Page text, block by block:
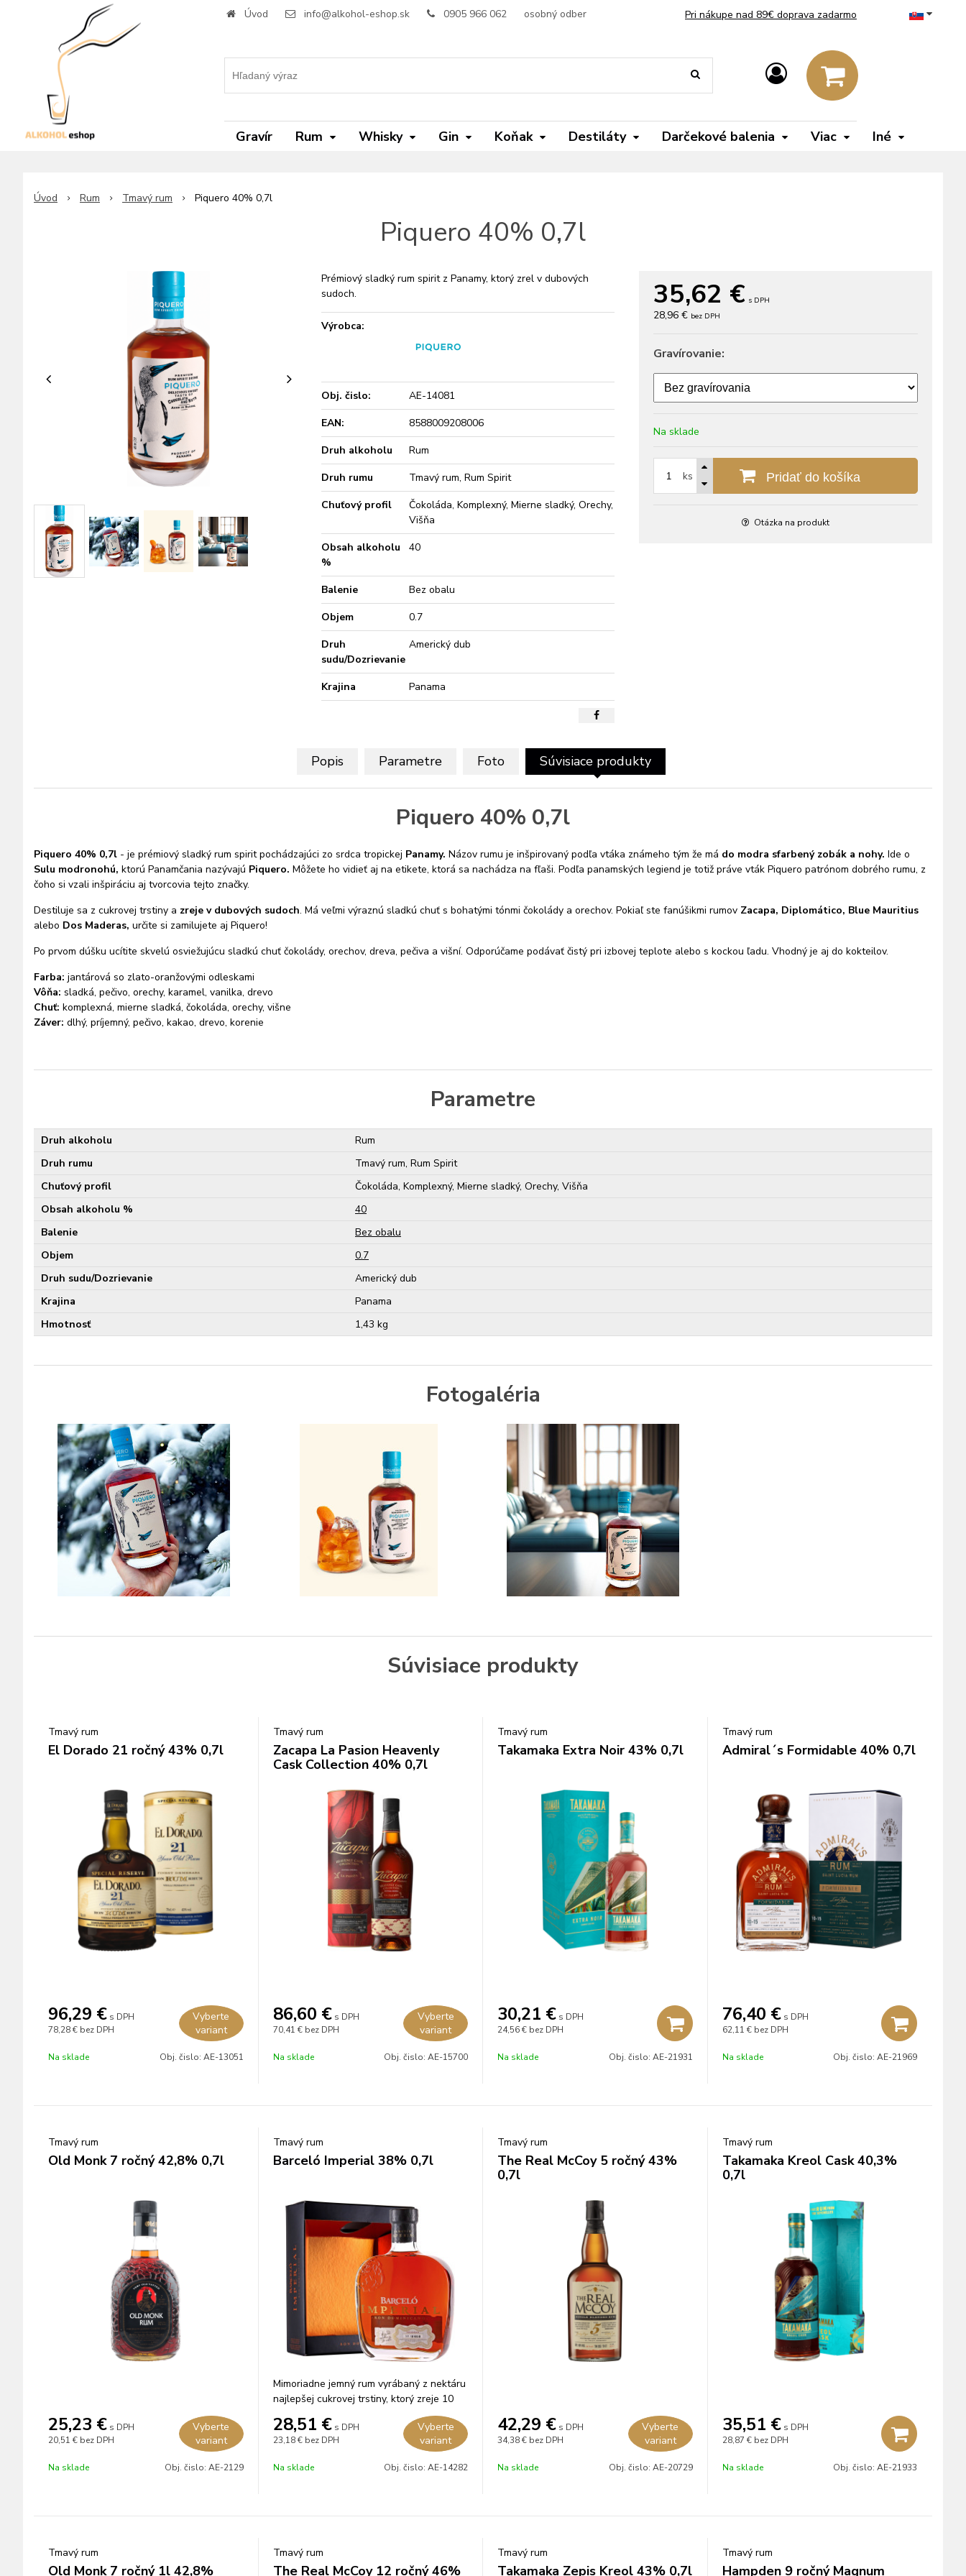
Úvod info@alkohol-eshop.sk 0905 966 062 osobný odber Pri nákupe nad 89€ doprava zadarmo
Gravír Rum Whisky Gin Koňak Destiláty Darčekové balenia Viac Iné
Úvod Rum Tmavý rum Piquero 40% 0,7l
Piquero 40% 0,7l
35,62 € s DPH
28,96 € bez DPH
Gravírovanie:
Na sklade
ks Pridať do košíka
Otázka na produkt
Prémiový sladký rum spirit z Panamy, ktorý zrel v dubových
sudoch.
Výrobca:
Obj. čislo:
AE-14081
EAN:
8588009208006
Druh alkoholu
Rum
Druh rumu
Tmavý rum, Rum Spirit
Chuťový profil
Čokoláda, Komplexný, Mierne sladký, Orechy,
Višňa
Obsah alkoholu
%
40
Balenie
Bez obalu
Objem
0.7
Druh
sudu/Dozrievanie
Americký dub
Krajina Panama
Popis Parametre Foto Súvisiace produkty
Piquero 40% 0,7l
Piquero 40% 0,7l - je prémiový sladký rum spirit pochádzajúci zo srdca tropickej Panamy. Názov rumu je inšpirovaný podľa vtáka známeho tým že má do modra sfarbený zobák a nohy. Ide o
Sulu modronohú, ktorú Panamčania nazývajú Piquero. Môžete ho vidieť aj na etikete, ktorá sa nachádza na fľaši. Podľa panamských legiend je totiž práve vták Piquero patrónom dobrého rumu, z
čoho si vzali inšpiráciu aj tvorcovia tejto značky.
Destiluje sa z cukrovej trstiny a zreje v dubových sudoch. Má veľmi výraznú sladkú chuť s bohatými tónmi čokolády a orechov. Pokiaľ ste fanúšikmi rumov Zacapa, Diplomático, Blue Mauritius
alebo Dos Maderas, určite si zamilujete aj Piquero!
Po prvom dúšku ucítite skvelú osviežujúcu sladkú chuť čokolády, orechov, dreva, pečiva a višní. Odporúčame podávať čistý pri izbovej teplote alebo s kockou ľadu. Vhodný je aj do kokteilov.
Farba: jantárová so zlato-oranžovými odleskami
Vôňa: sladká, pečivo, orechy, karamel, vanilka, drevo
Chuť: komplexná, mierne sladká, čokoláda, orechy, višne
Záver: dlhý, príjemný, pečivo, kakao, drevo, korenie
Parametre
Druh alkoholu
Rum
Druh rumu
Tmavý rum, Rum Spirit
Chuťový profil
Čokoláda, Komplexný, Mierne sladký, Orechy, Višňa
Obsah alkoholu %
40
Balenie
Bez obalu
Objem
0.7
Druh sudu/Dozrievanie
Americký dub
Krajina
Panama
Hmotnosť
1,43 kg
Fotogaléria
Súvisiace produkty
Tmavý rum
El Dorado 21 ročný 43% 0,7l
96,29 € s DPH
78,28 € bez DPH
Vyberte
variant
Na sklade Obj. čislo: AE-13051
Tmavý rum
Zacapa La Pasion Heavenly
Cask Collection 40% 0,7l
86,60 € s DPH
70,41 € bez DPH
Vyberte
variant
Na sklade Obj. čislo: AE-15700
Tmavý rum
Takamaka Extra Noir 43% 0,7l
30,21 € s DPH
24,56 € bez DPH
Na sklade Obj. čislo: AE-21931
Tmavý rum
Admiral´s Formidable 40% 0,7l
76,40 € s DPH
62,11 € bez DPH
Na sklade Obj. čislo: AE-21969
Tmavý rum
Old Monk 7 ročný 42,8% 0,7l
25,23 € s DPH
20,51 € bez DPH
Vyberte
variant
Na sklade Obj. čislo: AE-2129
Tmavý rum
Barceló Imperial 38% 0,7l
Mimoriadne jemný rum vyrábaný z nektáru
najlepšej cukrovej trstiny, ktorý zreje 10
rokov v amerických dubových sudoch po
bourbone.
28,51 € s DPH
23,18 € bez DPH
Vyberte
variant
Na sklade Obj. čislo: AE-14282
Tmavý rum
The Real McCoy 5 ročný 43%
0,7l
42,29 € s DPH
34,38 € bez DPH
Vyberte
variant
Na sklade Obj. čislo: AE-20729
Tmavý rum
Takamaka Kreol Cask 40,3%
0,7l
35,51 € s DPH
28,87 € bez DPH
Na sklade Obj. čislo: AE-21933
Tmavý rum
Old Monk 7 ročný 1l 42,8%
Tmavý rum
The Real McCoy 12 ročný 46%
Tmavý rum
Takamaka Zepis Kreol 43% 0,7l
Tmavý rum
Hampden 9 ročný Magnum